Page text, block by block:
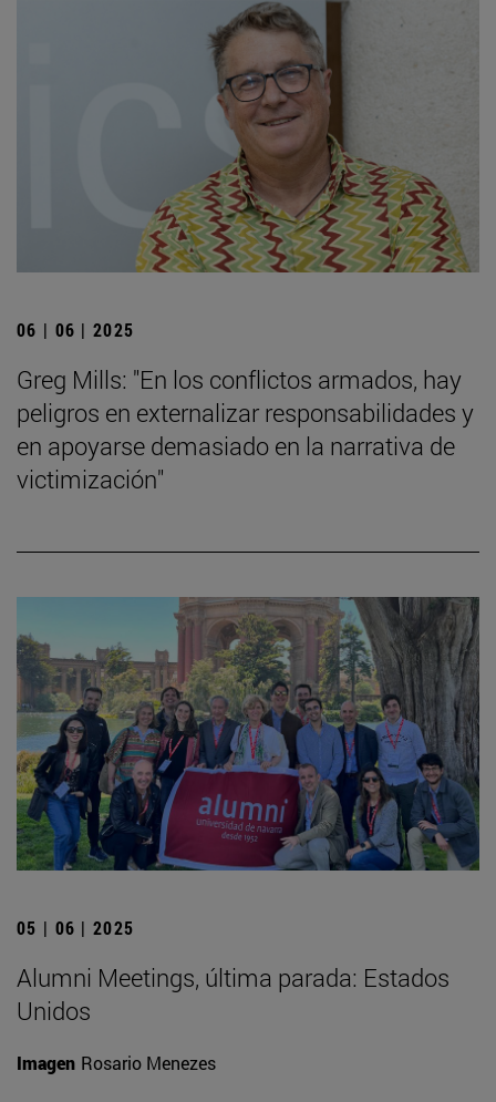
06 | 06 | 2025
Greg Mills: "En los conflictos armados, hay
peligros en externalizar responsabilidades y
en apoyarse demasiado en la narrativa de
victimización"
05 | 06 | 2025
Alumni Meetings, última parada: Estados
Unidos
Imagen Rosario Menezes